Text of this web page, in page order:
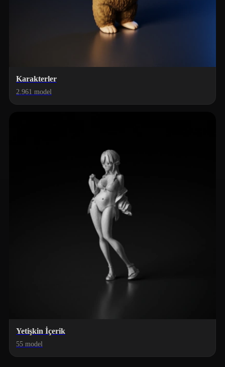
Karakterler
2.961 model
Yetişkin İçerik
55 model